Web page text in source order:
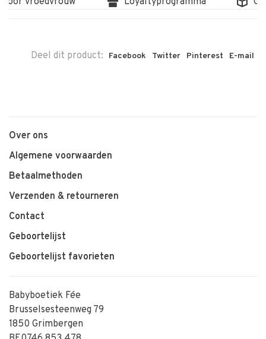
Deel dit product: Facebook Twitter Pinterest E-mail
Over ons
Algemene voorwaarden
Betaalmethoden
Verzenden & retourneren
Contact
Geboortelijst
Geboortelijst favorieten
Babyboetiek Fée
Brusselsesteenweg 79
1850 Grimbergen